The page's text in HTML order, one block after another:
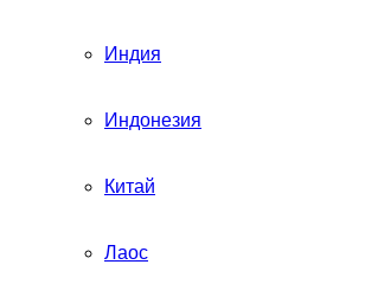
Индия
Индонезия
Китай
Лаос